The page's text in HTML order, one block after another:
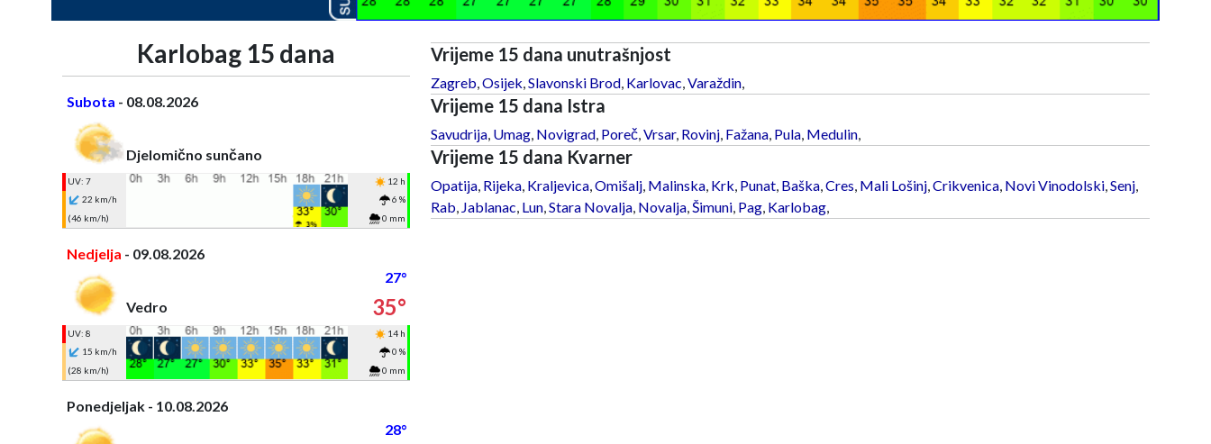
Karlobag 15 dana
Subota - 08.08.2026
Djelomično sunčano
UV: 7
12 h
22 km/h
6 %
(46 km/h)
0 mm
Nedjelja - 09.08.2026
27°
Vedro
35°
UV: 8
14 h
15 km/h
0 %
(28 km/h)
0 mm
Ponedjeljak - 10.08.2026
28°
Vrijeme 15 dana unutrašnjost
Zagreb Osijek Slavonski Brod, Karlovac Varaždin,
Vrijeme 15 dana Istra
Savudrija, Umag, Novigrad, Poreč, Vrsar, Rovinj, Fažana, Pula, Medulin,
Vrijeme 15 dana Kvarner
Opatija, Rijeka, Kraljevica, Omišalj, Malinska, Krk Punat, Baška, Cres Mali Lošinj, Crikvenica, Novi Vinodolski, Senj,
Rab Jablanac Lun, Stara Novalja, Novalja, Šimuni, Pag, Karlobag,